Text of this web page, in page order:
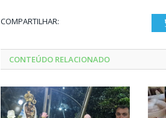
COMPARTILHAR:
CONTEÚDO RELACIONADO